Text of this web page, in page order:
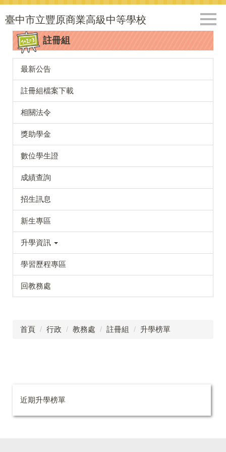
跳
到
臺中市立豐原商業高級中等學校
註冊組
最新公告
註冊組檔案下載
相關法令
獎助學金
數位學生證
成績查詢
招生訊息
新生專區
升學資訊
學習歷程專區
回教務處
首頁 行政 教務處 註冊組 升學榜單
近期升學榜單